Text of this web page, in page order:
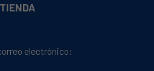
electrónico: